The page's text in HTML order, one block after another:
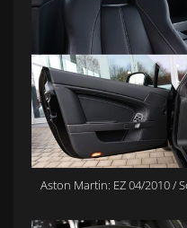
Aston Martin: EZ 04/2010 /